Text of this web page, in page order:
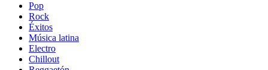
Pop
Rock
Éxitos
Música latina
Electro
Chillout